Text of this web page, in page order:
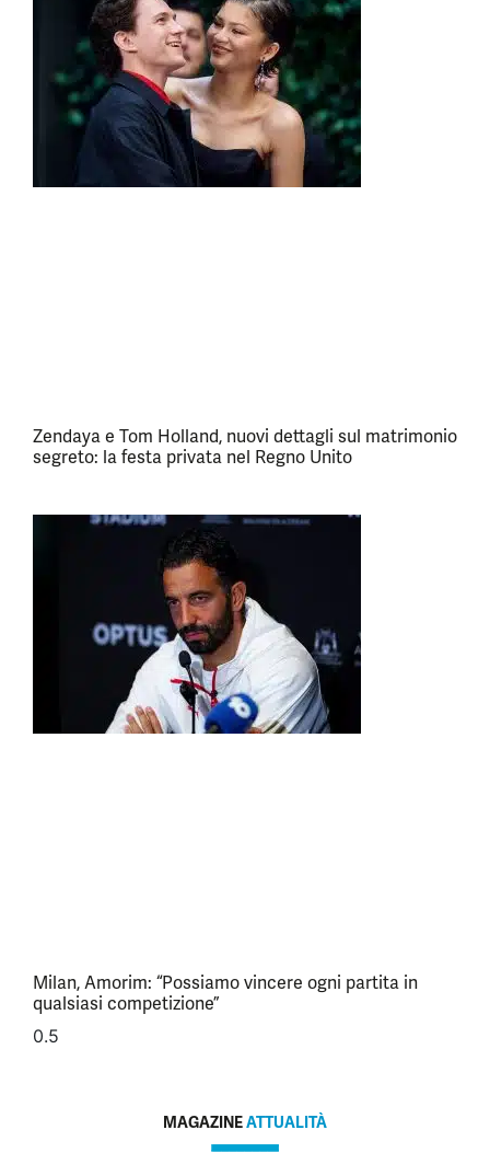
Zendaya e Tom Holland, nuovi dettagli sul matrimonio
segreto: la festa privata nel Regno Unito
Milan, Amorim: “Possiamo vincere ogni partita in
qualsiasi competizione”
MAGAZINEATTUALITÀ